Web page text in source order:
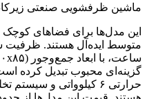
ماشین ظرفشویی صنعتی
این مدل‌ها برای فضاهای کوچک
حرارتی ۶ کیلوواتی و